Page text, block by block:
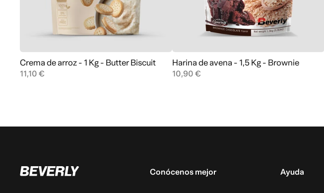
Agregar al carrito
Crema de arroz - 1 Kg - Butter Biscuit
11,10 €
Agregar al carrito
Harina de avena - 1,5 Kg - Brownie
10,90 €
Conócenos mejor Ayuda